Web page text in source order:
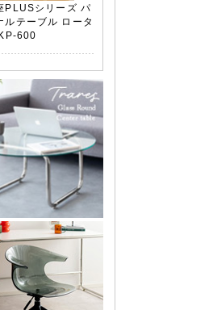
PLUSシリーズ パ
ルテーブル ロータ
600